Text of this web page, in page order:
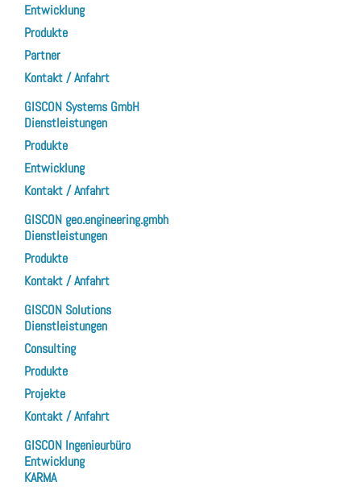
Entwicklung
Produkte
Partner
Kontakt / Anfahrt
GISCON Systems GmbH
Dienstleistungen
Produkte
Entwicklung
Kontakt / Anfahrt
GISCON geo.engineering.gmbh
Dienstleistungen
Produkte
Kontakt / Anfahrt
GISCON Solutions
Dienstleistungen
Consulting
Produkte
Projekte
Kontakt / Anfahrt
GISCON Ingenieurbüro
Entwicklung
KARMA